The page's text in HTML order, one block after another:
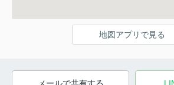
地図アプリで見る